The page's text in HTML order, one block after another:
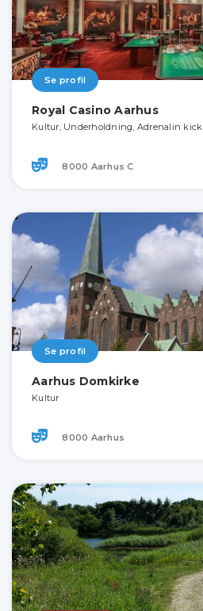
Se profil
Royal Casino Aarhus
Kultur, Underholdning, Adrenalin kick
8000 Aarhus C
Se profil
Aarhus Domkirke
Kultur
8000 Aarhus